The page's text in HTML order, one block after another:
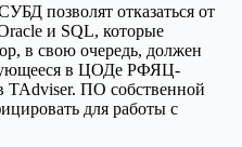
позволят отказаться от
и SQL, которые
в свою очередь, должен
в ЦОДе РФЯЦ-
ПО собственной
для работы с